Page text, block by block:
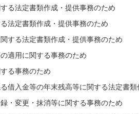
る法定書類作成・提供事務のため
法定書類作成・提供事務のため
する法定書類作成・提供事務のため
適用に関する事務のため
る事務のため
借入金等の年末残高等に関する法定書
・変更・抹消等に関する事務のため